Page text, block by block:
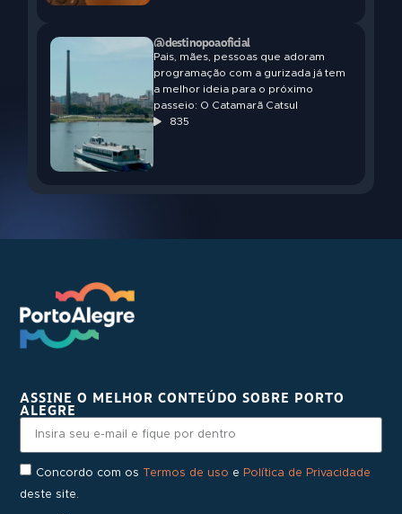
@destinopoaoficial
Pais, mães, pessoas que adoram
programação com a gurizada já tem
a melhor ideia para o próximo
passeio: O Catamarã Catsul
835
ASSINE O MELHOR CONTEÚDO SOBRE PORTO
ALEGRE
Concordo com os Termos de uso e Política de Privacidade
deste site.